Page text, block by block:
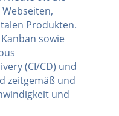
Produkten.
sowie
(CI/CD) und
zeitgemäß und
und